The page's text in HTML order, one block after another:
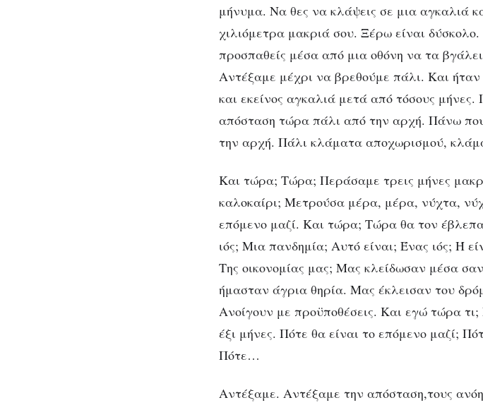
μήνυμα. Να θες να κλάψεις σε μια αγκαλιά
χιλιόμετρα μακριά σου. Ξέρω είναι
προσπαθείς μέσα από μια οθόνη να τα
Αντέξαμε μέχρι να βρεθούμε πάλι. Και
και εκείνος αγκαλιά μετά από τόσους
απόσταση τώρα πάλι από την αρχή. Πάνω
την αρχή. Πάλι κλάματα αποχωρισμού,
Και τώρα; Τώρα; Περάσαμε τρεις μήνες
καλοκαίρι; Μετρούσα μέρα, μέρα, νύχτα,
επόμενο μαζί. Και τώρα; Τώρα θα τον
ιός; Μια πανδημία; Αυτό είναι; Ένας ιός; Ή
Της οικονομίας μας; Μας κλείδωσαν μέσα
ήμασταν άγρια θηρία. Μας έκλεισαν του
Ανοίγουν με προϋποθέσεις. Και εγώ τώρα
έξι μήνες. Πότε θα είναι το επόμενο μαζί;
Πότε…
Αντέξαμε. Αντέξαμε την απόσταση,τους